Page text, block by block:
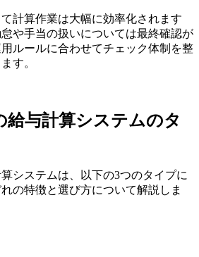
計算作業は大幅に効率化されます
や手当の扱いについては最終確認が
ルールに合わせてチェック体制を整
す。
給与計算システムのタ
システムは、以下の3つのタイプに
の特徴と選び方について解説しま